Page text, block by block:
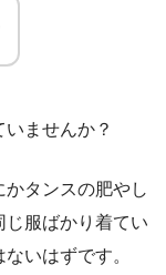
ませんか？
タンスの肥やし
じ服ばかり着てい
いはずです。